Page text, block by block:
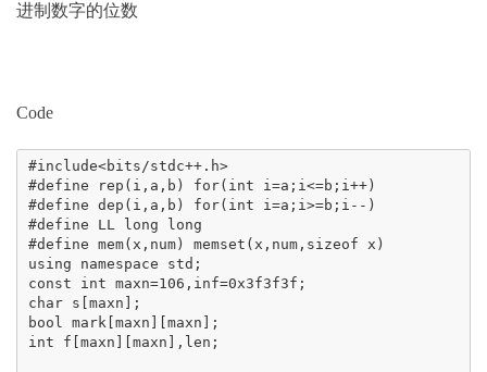
进制数字的位数
Code
#include<bits/stdc++.h>
#define rep(i,a,b) for(int i=a;i<=b;i++)
#define dep(i,a,b) for(int i=a;i>=b;i--)
#define LL long long
#define mem(x,num) memset(x,num,sizeof x)
using namespace std;
const int maxn=106,inf=0x3f3f3f;
char s[maxn];
bool mark[maxn][maxn];
int f[maxn][maxn],len;